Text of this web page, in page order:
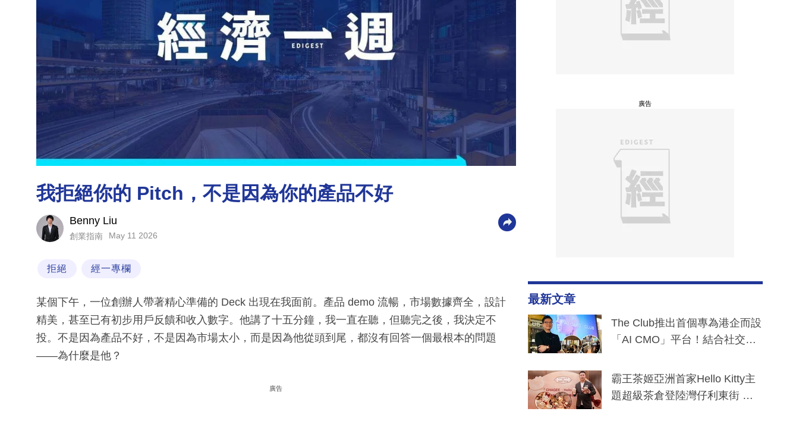
我拒絕你的 Pitch，不是因為你的產品不好
Benny Liu
創業指南 May 11 2026
拒絕 經一專欄
某個下午，一位創辦人帶著精心準備的 Deck 出現在我面前。產品 demo 流暢，市場數據齊全，設計
精美，甚至已有初步用戶反饋和收入數字。他講了十五分鐘，我一直在聽，但聽完之後，我決定不
投。不是因為產品不好，不是因為市場太小，而是因為他從頭到尾，都沒有回答一個最根本的問題
——為什麼是他？
廣告
廣告
最新文章
The Club推出首個專為港企而設
「AI CMO」平台！結合社交聆
分鐘生成「貼地」宣傳短片
霸王茶姬亞洲首家Hello Kitty主
題超級茶倉登陸灣仔利東街 推